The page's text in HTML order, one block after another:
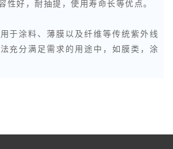
性好，耐抽提，使用寿命长等优点。
于涂料、薄膜以及纤维等传统紫外线
充分满足需求的用途中，如膜类，涂